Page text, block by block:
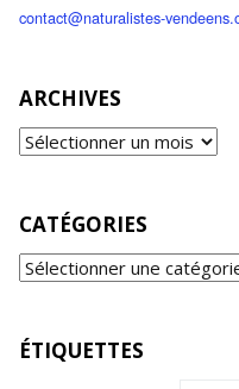
contact@naturalistes-
ARCHIVES
CATÉGORIES
ÉTIQUETTES